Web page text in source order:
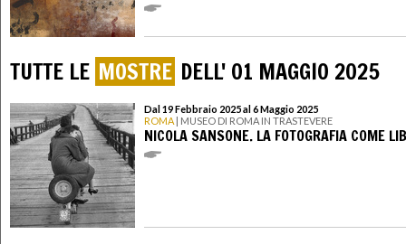
TUTTE LE MOSTRE DELL' 01 MAGGIO 2025
Dal 19 Febbraio 2025 al 6 Maggio 2025
ROMA | MUSEO DI ROMA IN TRASTEVERE
NICOLA SANSONE. LA FOTOGRAFIA COME